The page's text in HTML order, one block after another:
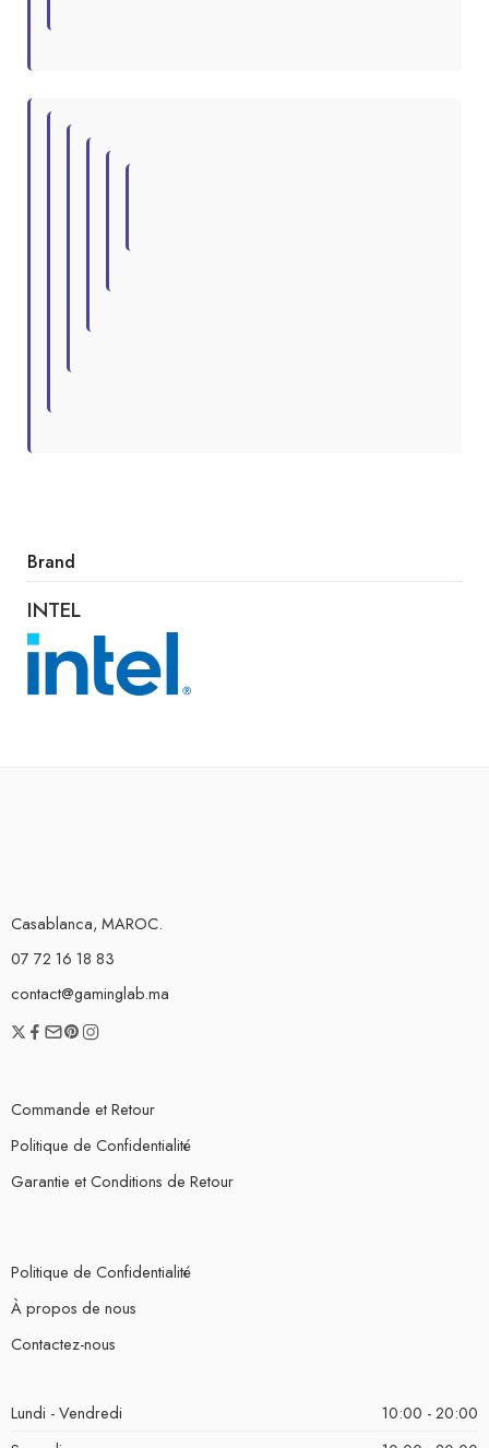
Brand
INTEL
Casablanca, MAROC.
07 72 16 18 83
contact@gaminglab.ma
Commande et Retour
Politique de Confidentialité
Garantie et Conditions de Retour
Politique de Confidentialité
À propos de nous
Contactez-nous
Lundi - Vendredi
10:00 - 20:00